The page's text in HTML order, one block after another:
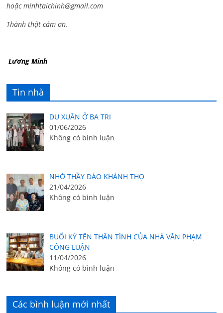
hoặcminhtaichinh@gmail.com
Thành thật cám ơn.
Lương Minh
Tin nhà
DU XUÂN Ở BA TRI
01/06/2026
Không có bình luận
NHỚ THẦY ĐÀO KHÁNH THỌ
21/04/2026
Không có bình luận
BUỔI KÝ TÊN THÂN TÌNH CỦA NHÀ VĂN PHẠM
CÔNG LUẬN
11/04/2026
Không có bình luận
Các bình luận mới nhất